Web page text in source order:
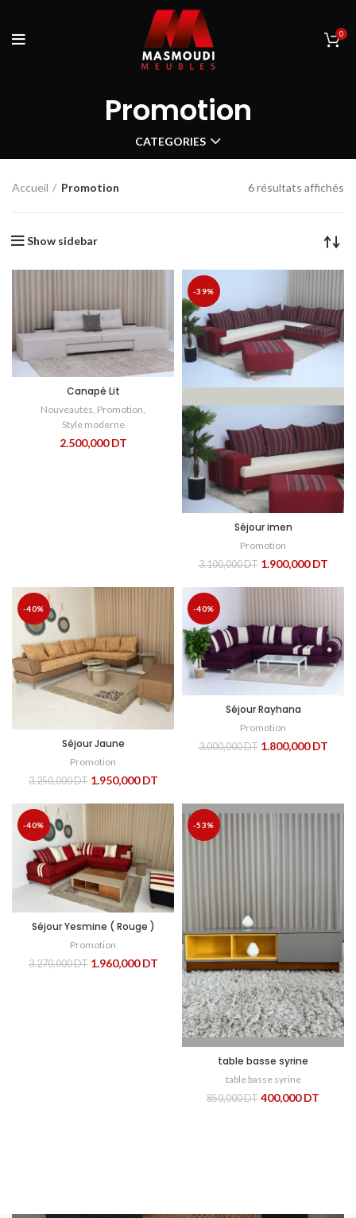
0
Promotion
CATEGORIES
Accueil Promotion 6 résultats affichés
Show sidebar
Canapé Lit
Nouveautés, Promotion,
Style moderne
2.500,000DT
-39%
Séjour imen
Promotion
3.100,000DT 1.900,000DT
-40%
Séjour Jaune
Promotion
3.250,000DT 1.950,000DT
-40%
Séjour Rayhana
Promotion
3.000,000DT 1.800,000DT
-40%
Séjour Yesmine ( Rouge )
Promotion
3.270,000DT 1.960,000DT
-53%
table basse syrine
table basse syrine
850,000DT 400,000DT